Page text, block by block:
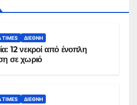
TIMES ΔΙΕΘΝΉ
12 νεκροί από ένοπλη
σε χωριό
TIMES ΔΙΕΘΝΉ